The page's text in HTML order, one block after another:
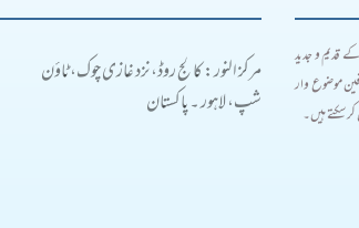
قدیم و جدید
موضوع وار
سکتے ہیں۔
مرکز النور: کالج روڈ، نزد غازی چوک، ٹاؤن
شپ، لاہور ۔ پاکستان